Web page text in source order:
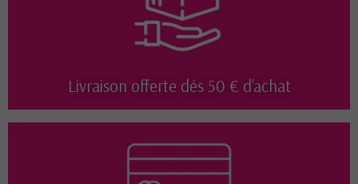
Livraison offerte dés 50 € d'achat